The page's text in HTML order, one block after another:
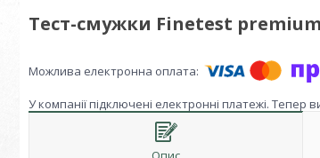
Тест-смужки Finetest
У компанії підключені електронні платежі.